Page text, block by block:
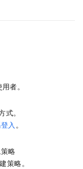
者。
式。
入。
略
策略。